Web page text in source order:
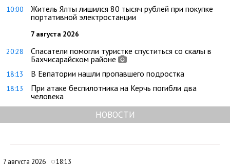
10:00
Житель Ялты лишился 80 тысяч рублей при покупке
портативной электростанции
7 августа 2026
20:28
Спасатели помогли туристке спуститься со скалы в
Бахчисарайском районе
18:13 В Евпатории нашли пропавшего подростка
18:13
При атаке беспилотника на Керчь погибли два
человека
НОВОСТИ
7 августа 2026 18:13